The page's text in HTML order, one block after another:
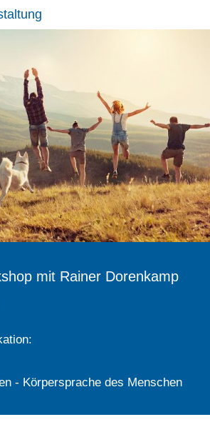
mit Rainer Dorenkamp
- Körpersprache des Menschen